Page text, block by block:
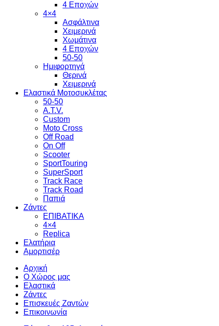
4 Εποχών
4×4
Ασφάλτινα
Χειμερινά
Χωμάτινα
4 Εποχών
50-50
Ημιφορτηγά
Θερινά
Χειμερινά
Ελαστικά Μοτοσυκλέτας
50-50
A.T.V.
Custom
Moto Cross
Off Road
On Off
Scooter
SportTouring
SuperSport
Track Race
Track Road
Παπιά
Ζάντες
ΕΠΙΒΑΤΙΚΑ
4×4
Replica
Ελατήρια
Αμορτισέρ
Αρχική
Ο Χώρος μας
Ελαστικά
Ζάντες
Επισκευές Ζαντών
Επικοινωνία